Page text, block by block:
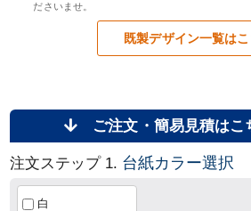
ださいませ。
既製デザイン一覧は
ご注文・簡易見積は
注文ステップ 1. 台紙カラー選択
白